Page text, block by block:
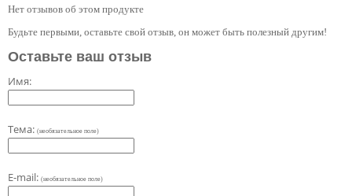
Нет отзывов об этом продукте
Будьте первыми, оставьте свой отзыв, он может быть полезный другим!
Оставьте ваш отзыв
Имя:
Тема: (необязательное поле)
E-mail: (необязательное поле)